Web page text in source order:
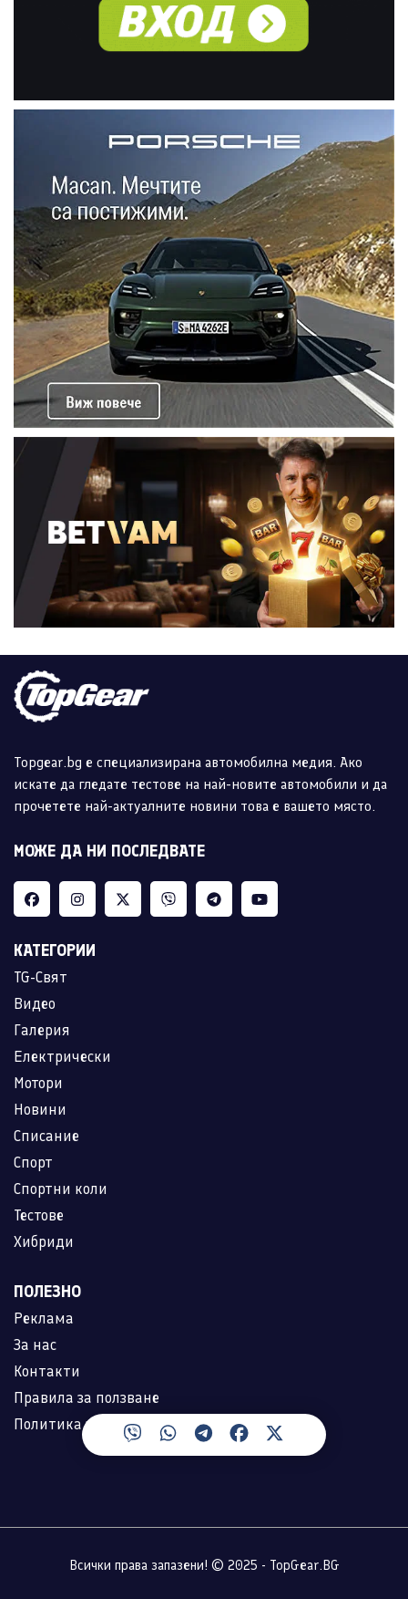
Topgear.bg е специализирана автомобилна медия. Ако
искате да гледате тестове на най-новите автомобили и да
прочетете най-актуалните новини това е вашето място.
МОЖЕ ДА НИ ПОСЛЕДВАТЕ
КАТЕГОРИИ
TG-Свят
Видео
Галерия
Електрически
Мотори
Новини
Списание
Спорт
Спортни коли
Тестове
Хибриди
ПОЛЕЗНО
Реклама
За нас
Контакти
Правила за ползване
Политика за лични данни
Всички права запазени! © 2025 - TopGear.BG